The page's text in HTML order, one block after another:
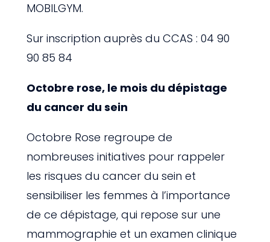
MOBILGYM.
Sur inscription auprès du CCAS : 04 90
90 85 84
Octobre rose, le mois du dépistage
du cancer du sein
Octobre Rose regroupe de
nombreuses initiatives pour rappeler
les risques du cancer du sein et
sensibiliser les femmes à l’importance
de ce dépistage, qui repose sur une
mammographie et un examen clinique